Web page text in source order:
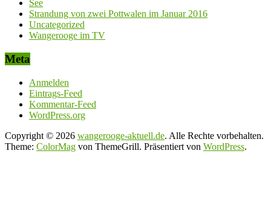
See
Strandung von zwei Pottwalen im Januar 2016
Uncategorized
Wangerooge im TV
Meta
Anmelden
Eintrags-Feed
Kommentar-Feed
WordPress.org
Copyright © 2026 wangerooge-aktuell.de. Alle Rechte vorbehalten.
Theme: ColorMag von ThemeGrill. Präsentiert von WordPress.